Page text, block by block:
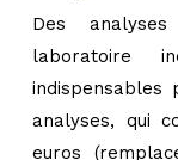
Des
laboratoire
indispensables
analyses, qui
euros